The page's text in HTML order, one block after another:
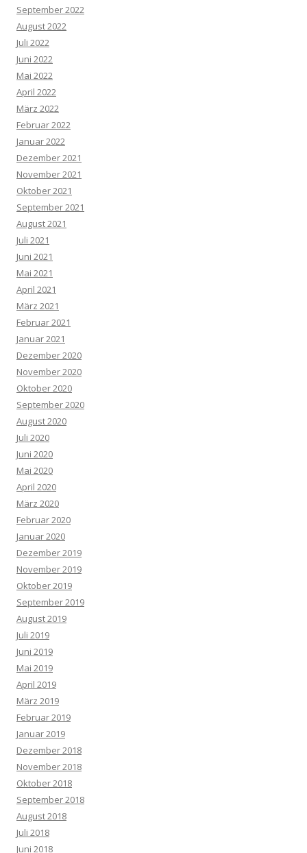
September 2022
August 2022
Juli 2022
Juni 2022
Mai 2022
April 2022
März 2022
Februar 2022
Januar 2022
Dezember 2021
November 2021
Oktober 2021
September 2021
August 2021
Juli 2021
Juni 2021
Mai 2021
April 2021
März 2021
Februar 2021
Januar 2021
Dezember 2020
November 2020
Oktober 2020
September 2020
August 2020
Juli 2020
Juni 2020
Mai 2020
April 2020
März 2020
Februar 2020
Januar 2020
Dezember 2019
November 2019
Oktober 2019
September 2019
August 2019
Juli 2019
Juni 2019
Mai 2019
April 2019
März 2019
Februar 2019
Januar 2019
Dezember 2018
November 2018
Oktober 2018
September 2018
August 2018
Juli 2018
Juni 2018